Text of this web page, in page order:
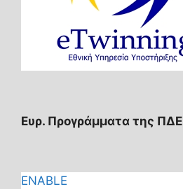
Ευρ. Προγράμματα της ΠΔΕ
ENABLE